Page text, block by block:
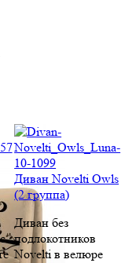
Luna
37 326
руб
Выбрать размер
(ШхГхВ):